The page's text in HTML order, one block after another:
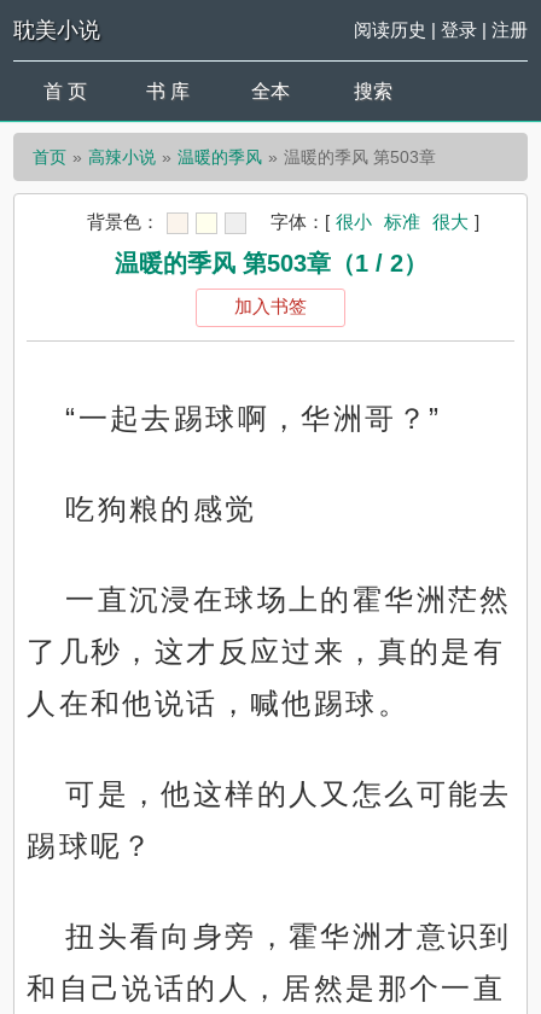
耽美小说 阅读历史 | 登录| 注册
首 页 书 库 全本 搜索
首页 高辣小说 温暖的季风 温暖的季风 第503章
背景色： 字体： [ 很小 标准 很大 ]
温暖的季风 第503章（1 / 2）
加入书签
“一起去踢球啊，华洲哥？”
吃狗粮的感觉
一直沉浸在球场上的霍华洲茫然
了几秒，这才反应过来，真的是有
人在和他说话，喊他踢球。
可是，他这样的人又怎么可能去
踢球呢？
扭头看向身旁，霍华洲才意识到
和自己说话的人，居然是那个一直